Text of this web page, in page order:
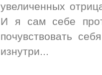
увеличенных
И я сам себе
почувствовать
изнутри...